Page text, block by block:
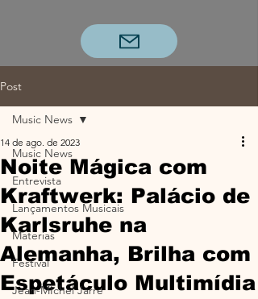
Post
Music News
Entrevista
Lançamentos Musicais
Materias
Festival
Jean-MIchel Jarre
Music News
Noite Mágica com
Kraftwerk: Palácio de
Karlsruhe na
Alemanha, Brilha com
Espetáculo Multimídia
14 de ago. de 2023